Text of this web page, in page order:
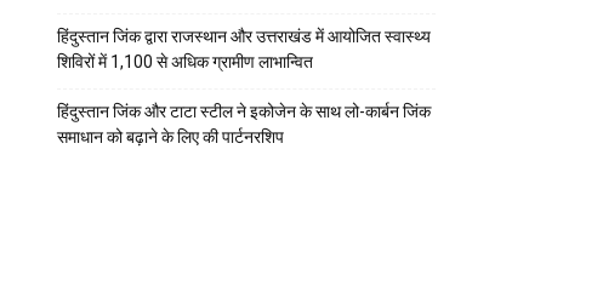
हिंदुस्तान जिंक द्वारा राजस्थान और उत्तराखंड में आयोजित स्वास्थ्य
शिविरों में 1,100 से अधिक ग्रामीण लाभान्वित
हिंदुस्तान जिंक और टाटा स्टील ने इकोजेन के साथ लो-कार्बन जिंक
समाधान को बढ़ाने के लिए की पार्टनरशिप